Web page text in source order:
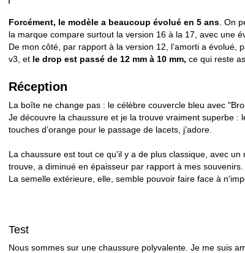
Forcément, le modèle a beaucoup évolué en 5 ans . On
la marque compare surtout la version 16 à la 17, avec une
De mon côté, par rapport à la version 12, l’amorti a évolué,
v3, et le drop est passé de 12 mm à 10 mm, ce qui reste
Réception
La boîte ne change pas : le célèbre couvercle bleu avec
Je découvre la chaussure et je la trouve vraiment superbe :
touches d’orange pour le passage de lacets, j’adore.
La chaussure est tout ce qu'il y a de plus classique, avec
trouve, a diminué en épaisseur par rapport à mes souvenirs.
La semelle extérieure, elle, semble pouvoir faire face à
Test
Nous sommes sur une chaussure polyvalente. Je me suis